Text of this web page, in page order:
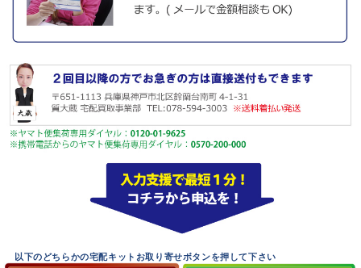
以下のどちらかの宅配キットお取り寄せボタンを押して下さい